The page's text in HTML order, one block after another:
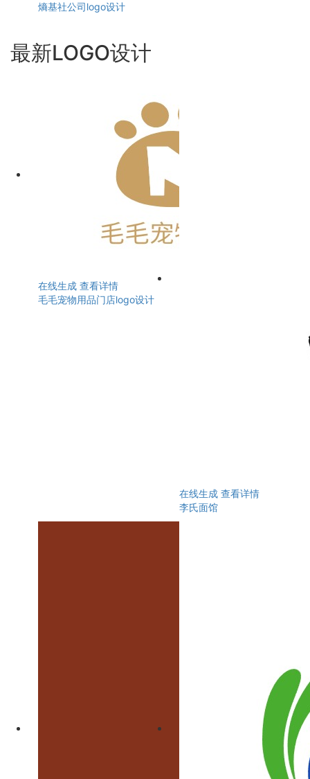
熵基社公司logo设计
最新LOGO设计
在线生成 查看详情
毛毛宠物用品门店logo设计
在线生成 查看详情
李氏面馆